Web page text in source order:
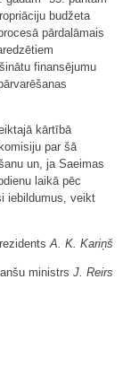
budžeta
pārdalāmais
finansējumu
kārtībā
par šā
un, ja Saeimas
laikā pēc
iebildumus, veikt
A. K. Kariņš
ministrs J. Reirs